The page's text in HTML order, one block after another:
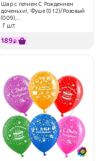
Шар с гелием С Рождением
доченьки!, Фуше (012)/Розовый
(009),...
1 шт.
189₽